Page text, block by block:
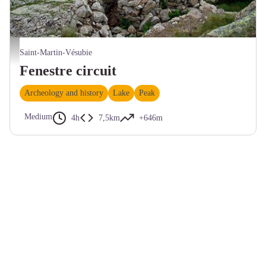
Un ancien poste de chasse en pierres sèches du roi Victor Emmanuel II situé au dessus
Saint-Martin-Vésubie
Fenestre circuit
Archeology and history Lake Peak
Medium 4h 7,5km +646m